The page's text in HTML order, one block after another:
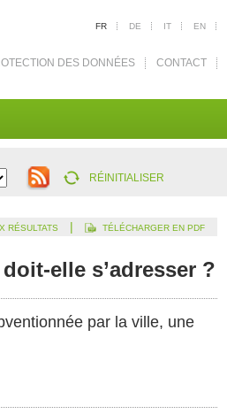
FR DE IT EN
DES DONNÉES CONTACT
RÉINITIALISER
RÉSULTATS | TÉLÉCHARGER EN PDF
elle s’adresser ?
par la ville, une